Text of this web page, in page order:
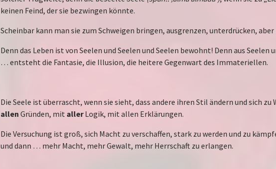
keinen Feind, der sie bezwingen könnte.
Scheinbar kann man sie zum Schweigen bringen, ausgrenzen, unterdrücken,
Denn das Leben ist von Seelen und Seelen und Seelen bewohnt! Denn aus Seelen
… entsteht die Fantasie, die Illusion, die heitere Gegenwart des Immateriellen.
Die Seele ist überrascht, wenn sie sieht, dass andere ihren Stil ändern und sich zu
allen Gründen, mit allerLogik, mit allen Erklärungen.
Die Versuchung ist groß, sich Macht zu verschaffen, stark zu werden und zu
und dann … mehr Macht, mehr Gewalt, mehr Herrschaft zu erlangen.